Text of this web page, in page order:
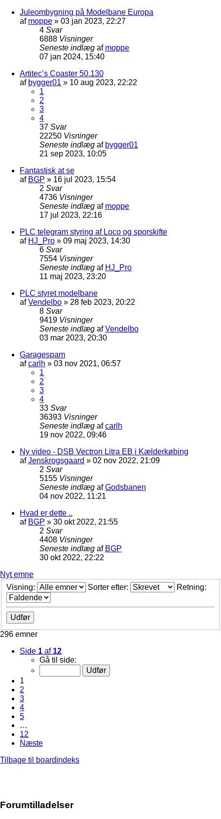
Juleombygning på Modelbane Europa
af moppe » 03 jan 2023, 22:27
4 Svar
6888 Visninger
Seneste indlæg af moppe
07 jan 2024, 15:40
Artitec’s Coaster 50.130
af bygger01 » 10 aug 2023, 22:22
1
2
3
4
37 Svar
22250 Visninger
Seneste indlæg af bygger01
21 sep 2023, 10:05
Fantastisk at se
af BGP » 16 jul 2023, 15:54
2 Svar
4736 Visninger
Seneste indlæg af moppe
17 jul 2023, 22:16
PLC telegram styring af Loco og sporskifte
af HJ_Pro » 09 maj 2023, 14:30
6 Svar
7554 Visninger
Seneste indlæg af HJ_Pro
11 maj 2023, 23:20
PLC styret modelbane
afVendelbo » 28 feb 2023, 20:22
8 Svar
9419 Visninger
Seneste indlæg afVendelbo
03 mar 2023, 20:30
Garagespam
afcarlh » 03 nov 2021, 06:57
1
2
3
4
33 Svar
36393 Visninger
Seneste indlæg afcarlh
19 nov 2022, 09:46
Ny video - DSB Vectron Litra EB i Kælderkøbing
afJenskrogsgaard » 02 nov 2022, 21:09
2 Svar
5155 Visninger
Seneste indlæg afGodsbanen
04 nov 2022, 11:21
Hvad er dette ..
af BGP » 30 okt 2022, 21:55
2 Svar
4408 Visninger
Seneste indlæg af BGP
30 okt 2022, 22:22
Nyt emne
Visning:
Sorter efter: Retning:
296 emner
Side 1 af 12
Gå til side:
1
2
3
4
5
…
12
Næste
Tilbage til boardindeks
Forumtilladelser